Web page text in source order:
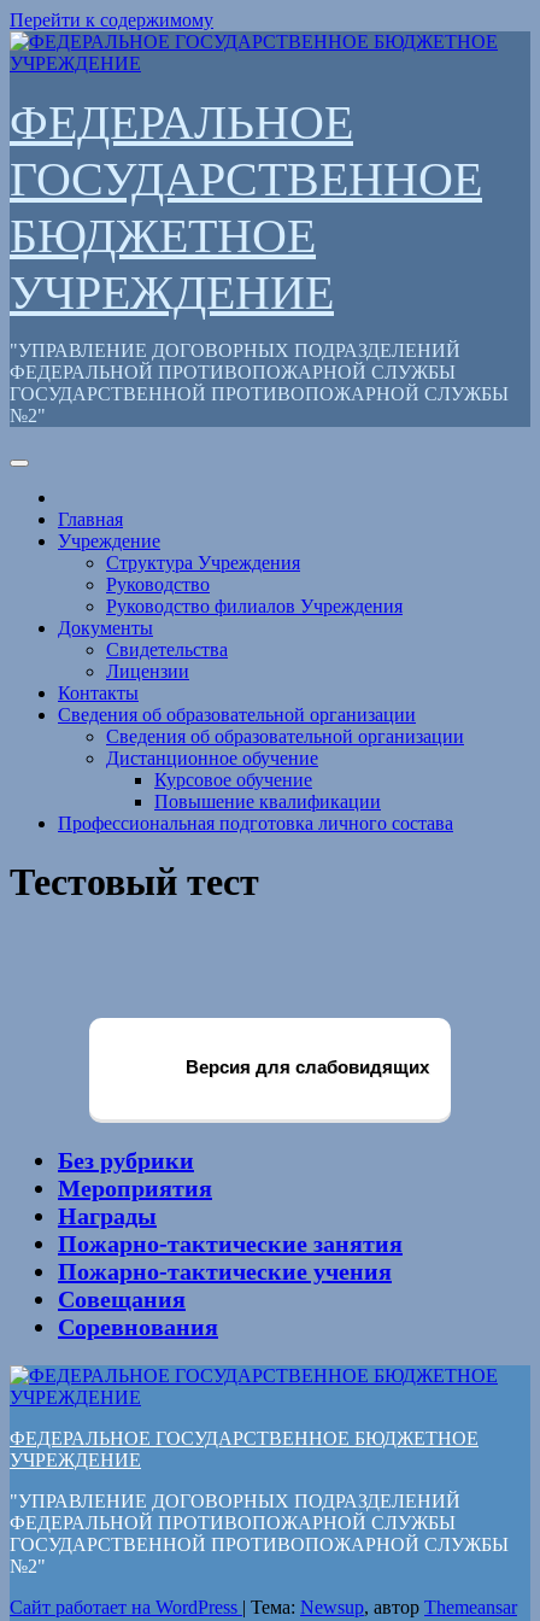
Перейти к содержимому
ФЕДЕРАЛЬНОЕ
ГОСУДАРСТВЕННОЕ
БЮДЖЕТНОЕ
УЧРЕЖДЕНИЕ
"УПРАВЛЕНИЕ ДОГОВОРНЫХ ПОДРАЗДЕЛЕНИЙ
ФЕДЕРАЛЬНОЙ ПРОТИВОПОЖАРНОЙ СЛУЖБЫ
ГОСУДАРСТВЕННОЙ ПРОТИВОПОЖАРНОЙ СЛУЖБЫ
№2"
Главная
Учреждение
Структура Учреждения
Руководство
Руководство филиалов Учреждения
Документы
Свидетельства
Лицензии
Контакты
Сведения об образовательной организации
Сведения об образовательной организации
Дистанционное обучение
Курсовое обучение
Повышение квалификации
Профессиональная подготовка личного состава
Тестовый тест
Версия для слабовидящих
Без рубрики
Мероприятия
Награды
Пожарно-тактические занятия
Пожарно-тактические учения
Совещания
Соревнования
ФЕДЕРАЛЬНОЕ ГОСУДАРСТВЕННОЕ БЮДЖЕТНОЕ
УЧРЕЖДЕНИЕ
"УПРАВЛЕНИЕ ДОГОВОРНЫХ ПОДРАЗДЕЛЕНИЙ
ФЕДЕРАЛЬНОЙ ПРОТИВОПОЖАРНОЙ СЛУЖБЫ
ГОСУДАРСТВЕННОЙ ПРОТИВОПОЖАРНОЙ СЛУЖБЫ
№2"
Сайт работает на WordPress | Тема: Newsup, автор Themeansar